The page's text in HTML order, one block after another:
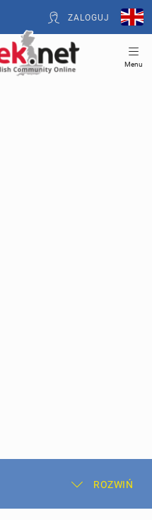
ZALOGUJ
Menu
ROZWIŃ